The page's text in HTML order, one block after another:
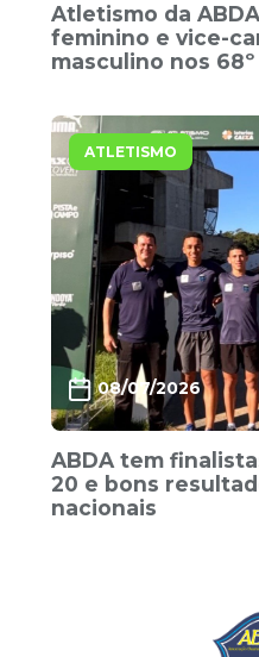
Atletismo da
feminino e vice-
masculino nos
ATLETISMO
08/07/2026
ABDA tem
20 e bons
nacionais